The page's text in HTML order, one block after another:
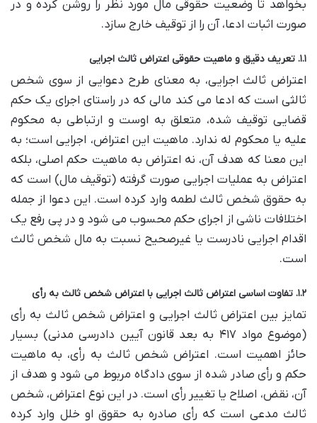
بخواهد تا وضعیت حقوقی مال مورد نظر را روشن کرده و در
صورت اثبات ادعا، آن را از توقیف خارج سازد.
۱.۱. تعریف دقیق و ماهیت حقوقی اعتراض ثالث اجرایی
اعتراض ثالث اجرایی، به معنای طرح دعوایی از سوی شخص
ثالثی است که ادعا می کند مالی که در راستای اجرای یک حکم
قضایی توقیف شده، متعلق به اوست و ارتباطی به محکوم
علیه یا محکوم له ندارد. ماهیت این اعتراض، اجرایی است؛ به
این معنا که هدف آن، نه اعتراض به ماهیت حکم اصلی، بلکه
اعتراض به عملیات اجرایی صورت گرفته (توقیف مال) است که
به حقوق شخص ثالث لطمه وارد کرده است. این دعوا از جمله
اختلافات ناشی از اجرای حکم محسوب می شود و در پی رفع یک
اقدام اجرایی نادرست یا غیرصحیح نسبت به مال شخص ثالث
است.
۱.۲. تفاوت اساسی اعتراض ثالث اجرایی با اعتراض شخص ثالث به رأی
تمایز بین اعتراض ثالث اجرایی و اعتراض شخص ثالث به رأی
(موضوع مواد ۴۱۷ به بعد قانون آیین دادرسی مدنی) بسیار
حائز اهمیت است. اعتراض شخص ثالث به رأی، به ماهیت
حکم و رأی صادر شده از سوی دادگاه مربوط می شود و هدف از
آن، نقض، اصلاح یا تغییر رأی است. در این نوع اعتراض، شخص
ثالث مدعی است که رأی صادره به حقوق او خلل وارد کرده